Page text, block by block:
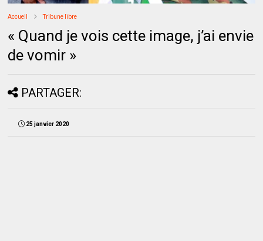
Accueil Tribune libre
« Quand je vois cette image, j’ai envie
de vomir »
PARTAGER:
25 janvier 2020